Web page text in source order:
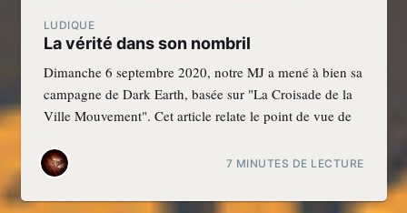
LUDIQUE
La vérité dans son nombril
Dimanche 6 septembre 2020, notre MJ a mené à bien sa
campagne de Dark Earth, basée sur "La Croisade de la
Ville Mouvement". Cet article relate le point de vue de
7 MINUTES DE LECTURE